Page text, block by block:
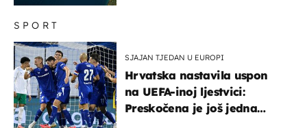
SPORT
SJAJAN TJEDAN U EUROPI
Hrvatska nastavila uspon
na UEFA-inoj ljestvici:
Preskočena je još jedna